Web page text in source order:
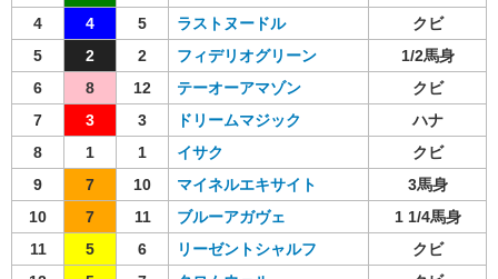
4
4 5 ラストヌードル
クビ
5
2 2 フィデリオグリーン
1/2馬身
6
8 12 テーオーアマゾン
クビ
7
3 3 ドリームマジック
ハナ
8
1 1 イサク
クビ
9
7 10 マイネルエキサイト
3馬身
10
7 11 ブルーアガヴェ
1 1/4馬身
11
5 6 リーゼントシャルフ
クビ